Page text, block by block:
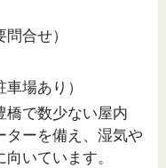
合せ）
場あり）
橋で数少ない屋内
ターを備え、湿気や
いています。